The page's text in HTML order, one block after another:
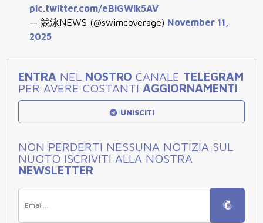
pic.twitter.com/eBiGWlk5AV
— 競泳NEWS (@swimcoverage) November 11,
2025
ENTRA NEL NOSTRO CANALE TELEGRAM
PER AVERE COSTANTI AGGIORNAMENTI
UNISCITI
NON PERDERTI NESSUNA NOTIZIA SUL
NUOTO ISCRIVITI ALLA NOSTRA
NEWSLETTER